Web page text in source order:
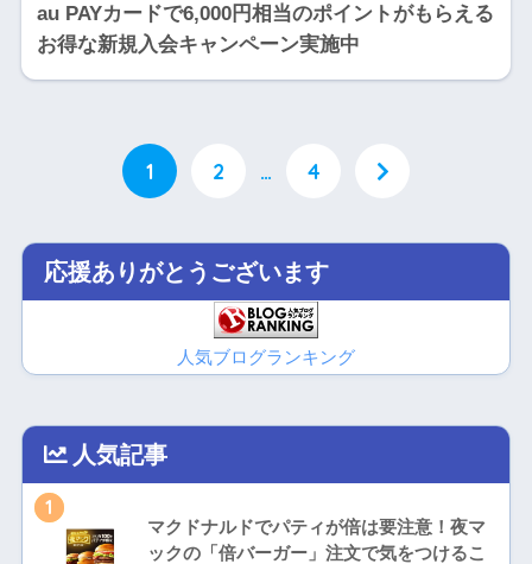
au PAYカードで6,000円相当のポイントがもらえる
お得な新規入会キャンペーン実施中
1 2 … 4
応援ありがとうございます
人気ブログランキング
人気記事
1
マクドナルドでパティが倍は要注意！夜マ
ックの「倍バーガー」注文で気をつけるこ